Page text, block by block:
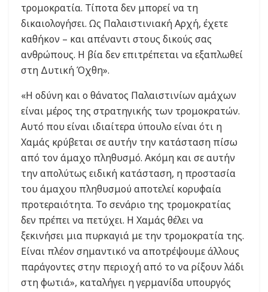
τρομοκρατία. Τίποτα δεν μπορεί να τη
δικαιολογήσει. Ως Παλαιστινιακή Αρχή, έχετε
καθήκον – και απέναντι στους δικούς σας
ανθρώπους. Η βία δεν επιτρέπεται να εξαπλωθεί
στη Δυτική Όχθη».
«Η οδύνη και ο θάνατος Παλαιστινίων αμάχων
είναι μέρος της στρατηγικής των τρομοκρατών.
Αυτό που είναι ιδιαίτερα ύπουλο είναι ότι η
Χαμάς κρύβεται σε αυτήν την κατάσταση πίσω
από τον άμαχο πληθυσμό. Ακόμη και σε αυτήν
την απολύτως ειδική κατάσταση, η προστασία
του άμαχου πληθυσμού αποτελεί κορυφαία
προτεραιότητα. Το σενάριο της τρομοκρατίας
δεν πρέπει να πετύχει. Η Χαμάς θέλει να
ξεκινήσει μια πυρκαγιά με την τρομοκρατία της.
Είναι πλέον σημαντικό να αποτρέψουμε άλλους
παράγοντες στην περιοχή από το να ρίξουν λάδι
στη φωτιά», καταλήγει η γερμανίδα υπουργός